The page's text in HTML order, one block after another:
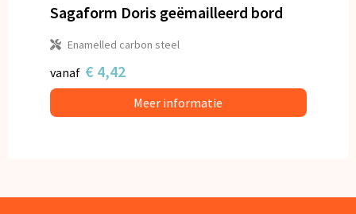
Sagaform Doris geëmailleerd bord
Enamelled carbon steel
vanaf € 4,42
Meer informatie